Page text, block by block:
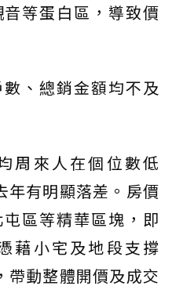
等蛋白區，導致價
、總銷金額均不及
周來人在個位數低
年有明顯落差。房價
區等精華區塊，即
藉小宅及地段支撐
帶動整體開價及成交